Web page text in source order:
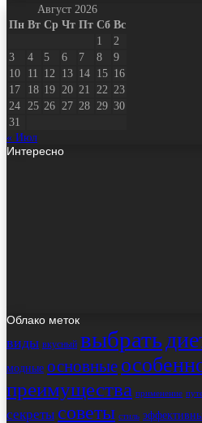
Август 2026
Пн Вт Ср Чт Пт Сб Вс
1
2
3
4 5 6 7 8
9
10
11 12 13 14 15 16
17
18 19 20 21 22 23
24 25 26 27 28 29 30
31
« Июл
Интересно
Облако меток
виды вкусный выбрать
модные основные
преимущества применение
секреты советы стиль